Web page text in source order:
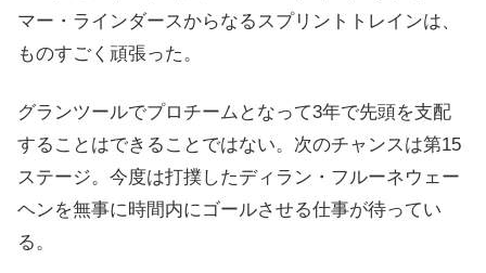
マー・ラインダースからなるスプリントトレインは、
ものすごく頑張った。
グランツールでプロチームとなって3年で先頭を支配
することはできることではない。次のチャンスは第15
ステージ。今度は打撲したディラン・フルーネウェー
ヘンを無事に時間内にゴールさせる仕事が待ってい
る。